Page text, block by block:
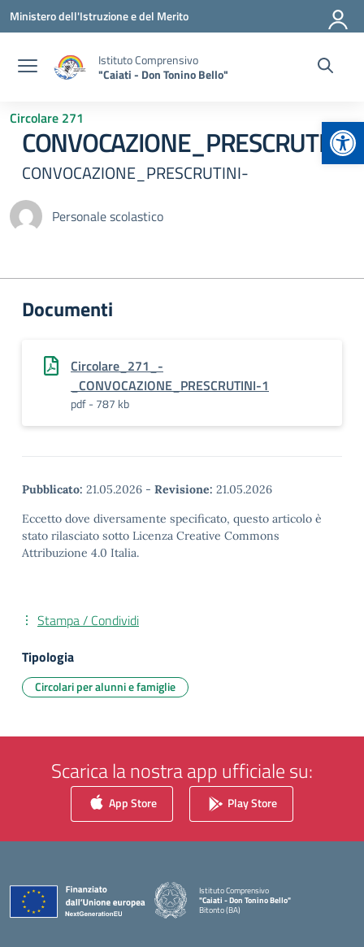
Vai ai contenuti
Vai al menu di navigazione
Vai al footer
Ministero dell'Istruzione e del Merito
Istituto Comprensivo
"Caiati - Don Tonino Bello"
Circolare 271
CONVOCAZIONE_PRESCRUTINI-
CONVOCAZIONE_PRESCRUTINI-
Personale scolastico
Documenti
Circolare_271_-
_CONVOCAZIONE_PRESCRUTINI-1
pdf - 787 kb
Pubblicato: 21.05.2026 - Revisione: 21.05.2026
Eccetto dove diversamente specificato, questo articolo è
stato rilasciato sotto Licenza Creative Commons
Attribuzione 4.0 Italia.
Stampa / Condividi
Tipologia
Circolari per alunni e famiglie
Scarica la nostra app ufficiale su:
App Store Play Store
Istituto Comprensivo
"Caiati - Don Tonino Bello"
Bitonto (BA)